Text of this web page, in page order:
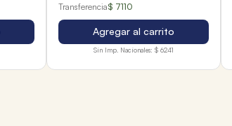
Transferencia$ 7110
Agregar al carrito
Sin Imp. Nacionales: $ 6241